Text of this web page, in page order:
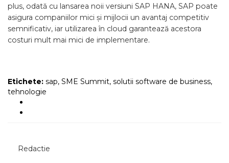
plus, odată cu lansarea noii versiuni SAP HANA, SAP poate
asigura companiilor mici și mijlocii un avantaj competitiv
semnificativ, iar utilizarea în cloud garantează acestora
costuri mult mai mici de implementare.
Etichete: sap, SME Summit, solutii software de business,
tehnologie
Redactie